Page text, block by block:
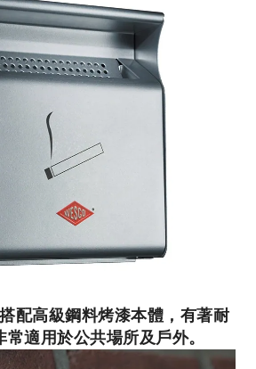
配高級鋼料烤漆本體，有著耐
常適用於公共場所及戶外。